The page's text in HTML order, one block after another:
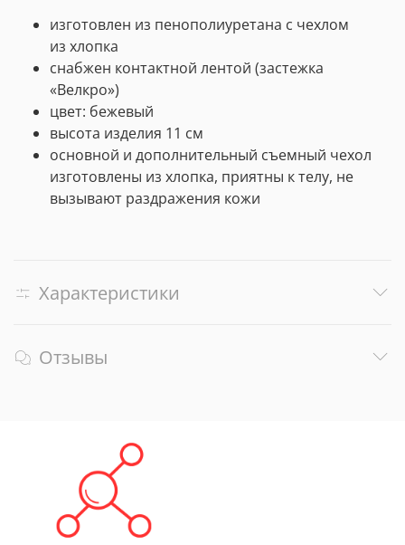
изготовлен из пенополиуретана с чехлом
из хлопка
снабжен контактной лентой (застежка
«Велкро»)
цвет: бежевый
высота изделия 11 см
основной и дополнительный съемный чехол
изготовлены из хлопка, приятны к телу, не
вызывают раздражения кожи
Характеристики
Отзывы